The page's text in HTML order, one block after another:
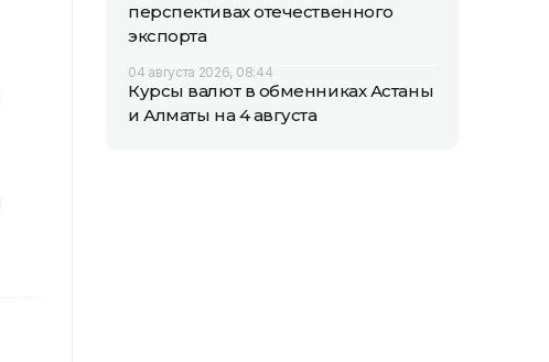
перспективах отечественного
экспорта
04 августа 2026, 08:44
Курсы валют в обменниках Астаны
и Алматы на 4 августа